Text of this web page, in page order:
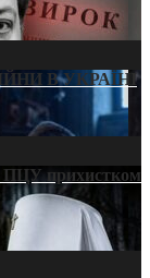
В УКРАЇНІ
ПЦУ прихистком